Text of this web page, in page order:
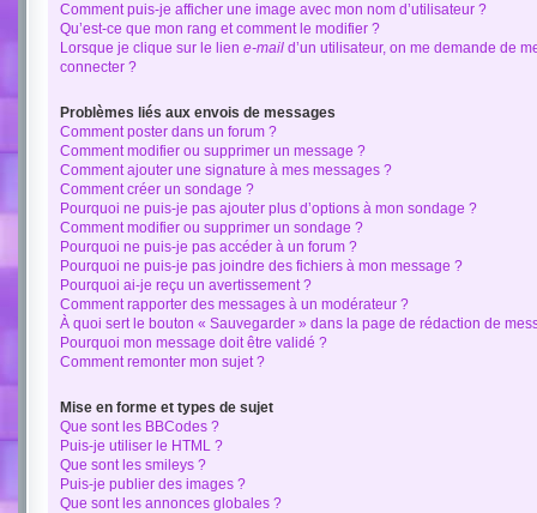
Comment puis-je afficher une image avec mon nom d’utilisateur ?
Qu’est-ce que mon rang et comment le modifier ?
Lorsque je clique sur le lien e-mail d’un utilisateur, on me demande de
connecter ?
Problèmes liés aux envois de messages
Comment poster dans un forum ?
Comment modifier ou supprimer un message ?
Comment ajouter une signature à mes messages ?
Comment créer un sondage ?
Pourquoi ne puis-je pas ajouter plus d’options à mon sondage ?
Comment modifier ou supprimer un sondage ?
Pourquoi ne puis-je pas accéder à un forum ?
Pourquoi ne puis-je pas joindre des fichiers à mon message ?
Pourquoi ai-je reçu un avertissement ?
Comment rapporter des messages à un modérateur ?
À quoi sert le bouton « Sauvegarder » dans la page de rédaction de
Pourquoi mon message doit être validé ?
Comment remonter mon sujet ?
Mise en forme et types de sujet
Que sont les BBCodes ?
Puis-je utiliser le HTML ?
Que sont les smileys ?
Puis-je publier des images ?
Que sont les annonces globales ?